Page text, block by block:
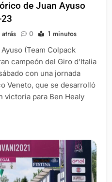
de Juan Ayuso
0 1 minutos
(Team Colpack
campeón del Giro d’Italia
con una jornada
Veneto, que se desarrolló
victoria para Ben Healy